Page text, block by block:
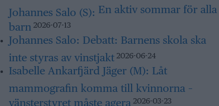
Johannes Salo (S): En aktiv sommar för alla
barn 2026-07-13
Johannes Salo: Debatt: Barnens skola ska
inte styras av vinstjakt 2026-06-24
Isabelle Ankarfjärd Jäger (M): Låt
mammografin komma till kvinnorna –
vänsterstyret måste agera 2026-03-23